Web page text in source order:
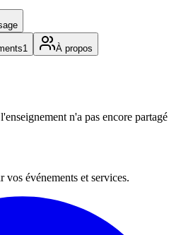
1 À propos
n'a pas encore partagé
événements et services.